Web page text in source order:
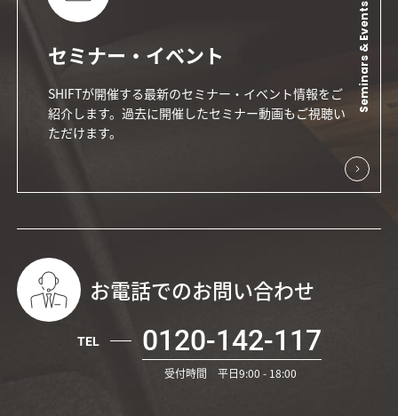
セミナー・イベント
SHIFTが開催する最新のセミナー・イベント情報をご
紹介します。過去に開催したセミナー動画もご視聴い
ただけます。
Seminars & Events
お電話でのお問い合わせ
TEL 0120-142-117
受付時間 平日9:00 - 18:00